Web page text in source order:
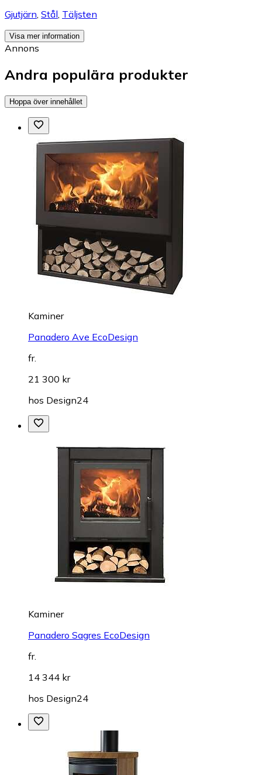
Gjutjärn Stål Täljsten
Visa mer information
Annons
Andra populära produkter
Hoppa över innehållet
Kaminer
Panadero Ave EcoDesign
fr.
21 300 kr
hos Design24
Kaminer
Panadero Sagres EcoDesign
fr.
14 344 kr
hos Design24